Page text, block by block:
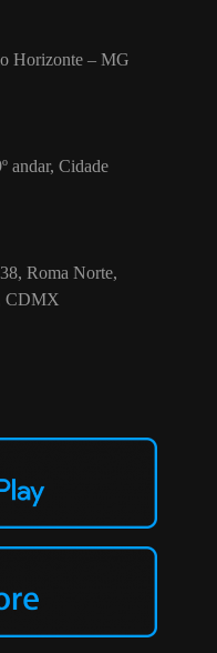
Horizonte – MG
andar, Cidade
Roma Norte,
CDMX